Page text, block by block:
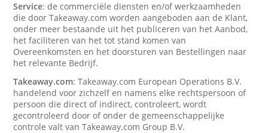
Service: de commerciële diensten en/of werkzaamheden
die door Takeaway.com worden aangeboden aan de Klant,
onder meer bestaande uit het publiceren van het Aanbod,
het faciliteren van het tot stand komen van
Overeenkomsten en het doorsturen van Bestellingen naar
het relevante Bedrijf.
Takeaway.com: Takeaway.com European Operations B.V.
handelend voor zichzelf en namens elke rechtspersoon of
persoon die direct of indirect, controleert, wordt
gecontroleerd door of onder de gemeenschappelijke
controle valt van Takeaway.com Group B.V.